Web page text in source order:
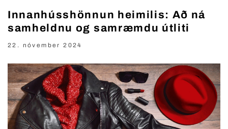
Innanhússhönnun heimilis: Að ná
samheldnu og samræmdu útliti
22. nóvember 2024